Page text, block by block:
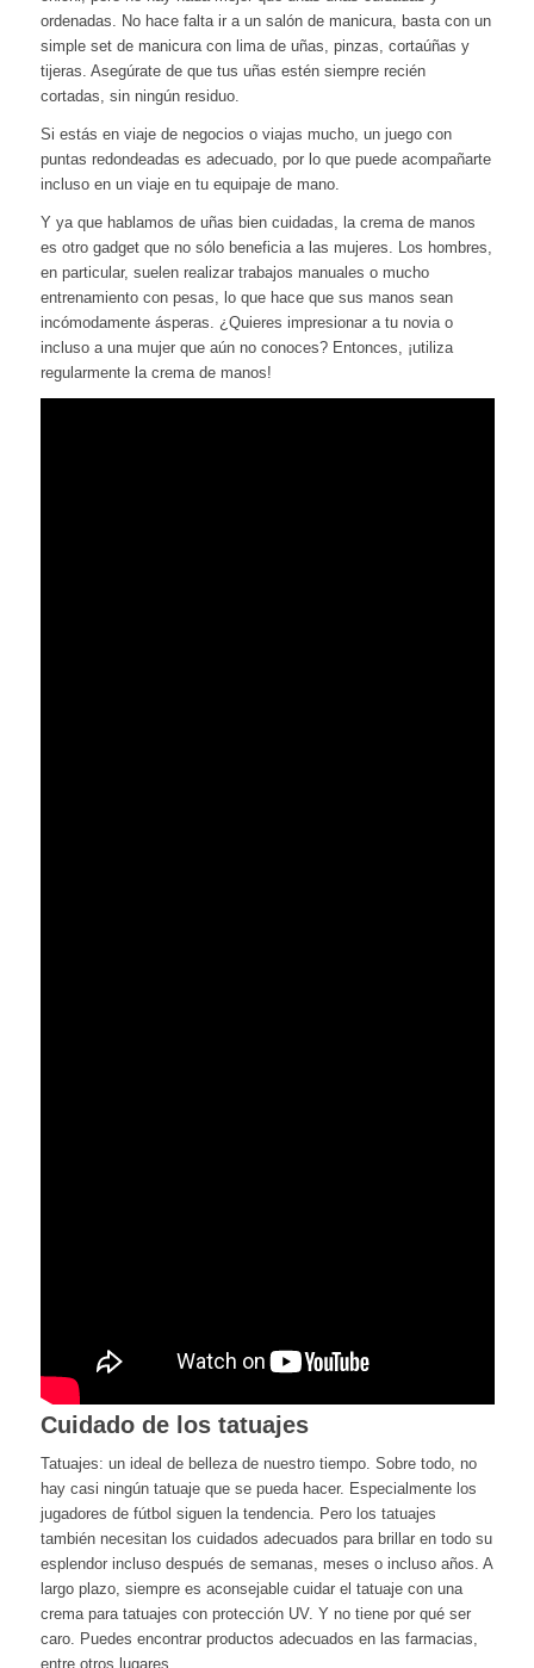
ordenadas. No hace falta ir a un salón de manicura, basta con un
simple set de manicura con lima de uñas, pinzas, cortaúñas y
tijeras. Asegúrate de que tus uñas estén siempre recién
cortadas, sin ningún residuo.
Si estás en viaje de negocios o viajas mucho, un juego con
puntas redondeadas es adecuado, por lo que puede acompañarte
incluso en un viaje en tu equipaje de mano.
Y ya que hablamos de uñas bien cuidadas, la crema de manos
es otro gadget que no sólo beneficia a las mujeres. Los hombres,
en particular, suelen realizar trabajos manuales o mucho
entrenamiento con pesas, lo que hace que sus manos sean
incómodamente ásperas. ¿Quieres impresionar a tu novia o
incluso a una mujer que aún no conoces? Entonces, ¡utiliza
regularmente la crema de manos!
Cuidado de los tatuajes
Tatuajes: un ideal de belleza de nuestro tiempo. Sobre todo, no
hay casi ningún tatuaje que se pueda hacer. Especialmente los
jugadores de fútbol siguen la tendencia. Pero los tatuajes
también necesitan los cuidados adecuados para brillar en todo su
esplendor incluso después de semanas, meses o incluso años. A
largo plazo, siempre es aconsejable cuidar el tatuaje con una
crema para tatuajes con protección UV. Y no tiene por qué ser
caro. Puedes encontrar productos adecuados en las farmacias,
entre otros lugares.